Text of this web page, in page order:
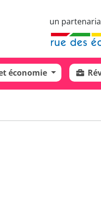
un
économie